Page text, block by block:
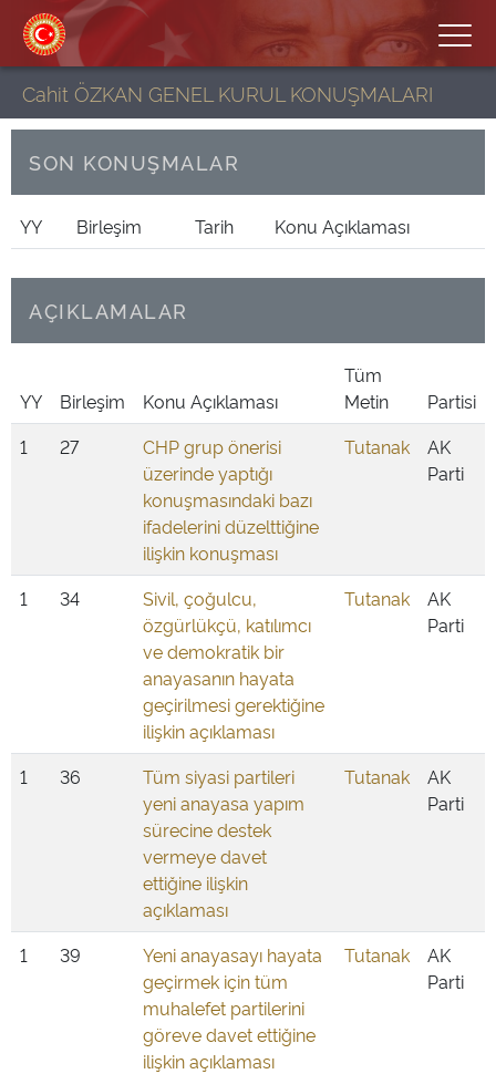
Cahit ÖZKAN GENEL KURUL KONUŞMALARI
SON KONUŞMALAR
YY Birleşim Tarih Konu Açıklaması
AÇIKLAMALAR
YY Birleşim Konu Açıklaması
Tüm
Metin
Partisi
1
27
CHP grup önerisi
üzerinde yaptığı
konuşmasındaki bazı
ifadelerini düzelttiğine
ilişkin konuşması
Tutanak
AK
Parti
1 34
Sivil, çoğulcu,
özgürlükçü, katılımcı
ve demokratik bir
anayasanın hayata
geçirilmesi gerektiğine
ilişkin açıklaması
Tutanak
AK
Parti
1 36
Tüm siyasi partileri
yeni anayasa yapım
sürecine destek
vermeye davet
ettiğine ilişkin
açıklaması
Tutanak
AK
Parti
1 39
Yeni anayasayı hayata
geçirmek için tüm
muhalefet partilerini
göreve davet ettiğine
ilişkin açıklaması
Tutanak
AK
Parti